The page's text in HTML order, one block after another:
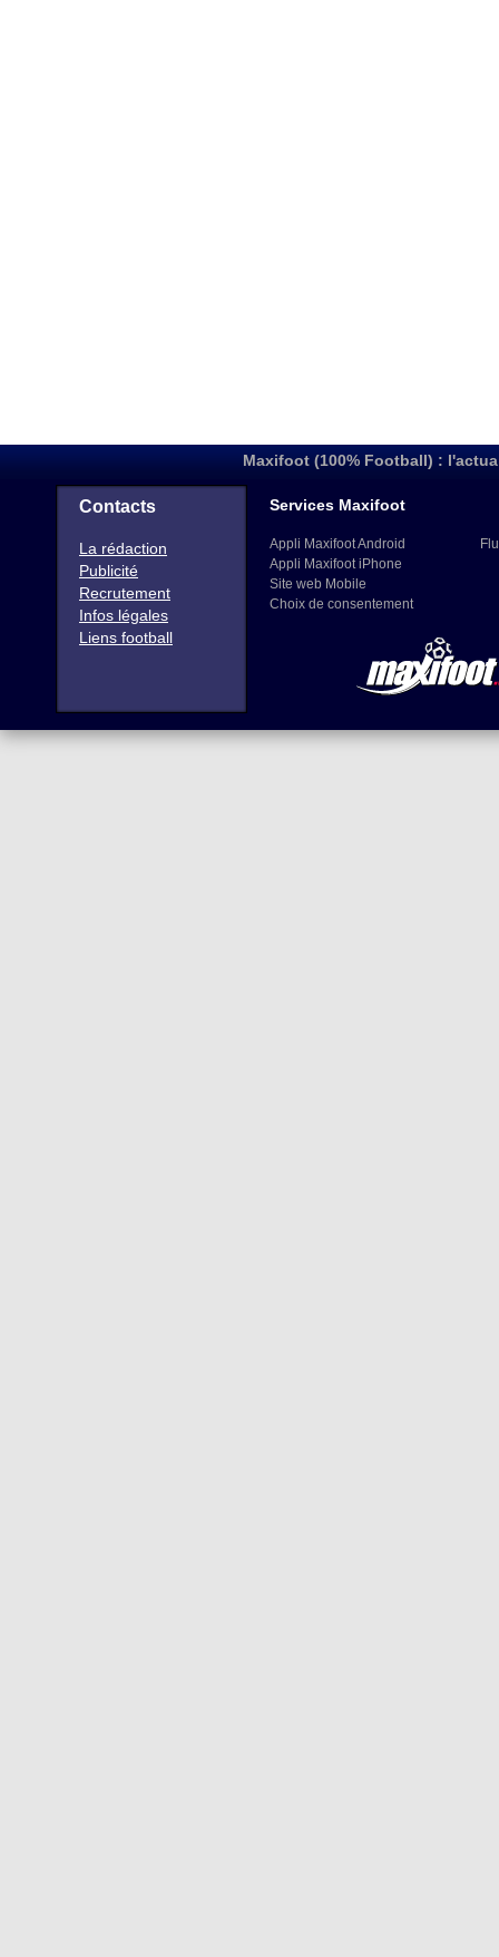
Maxifoot (100% Football) :
Contacts
La rédaction
Publicité
Recrutement
Infos légales
Liens football
Services Maxifoot
Appli Maxifoot Android
Appli Maxifoot iPhone
Site web Mobile
Choix de consentement